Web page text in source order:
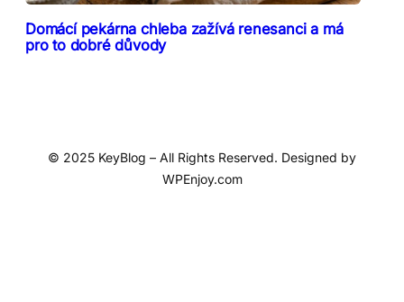
Domácí pekárna chleba zažívá renesanci a má
pro to dobré důvody
© 2025 KeyBlog – All Rights Reserved. Designed by
WPEnjoy.com